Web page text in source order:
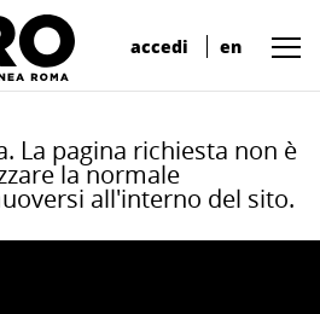
accedi en
La pagina richiesta non è
la normale
all'interno del sito.